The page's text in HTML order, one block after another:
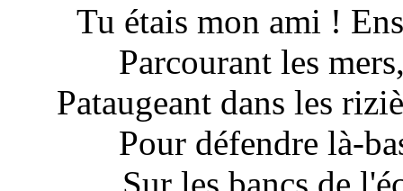
Tu étais mon ami !
Parcourant les
Pataugeant dans les
Pour défendre là-
Sur les bancs de